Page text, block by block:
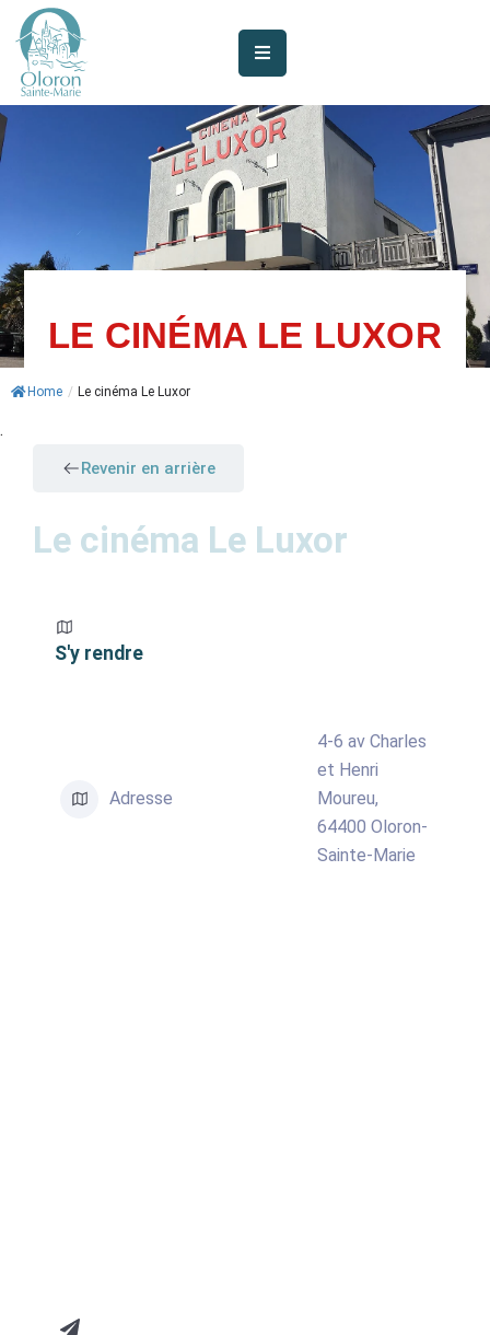
AUJOURD’HUI
MES
SERVICES
VIE
MUNICIPALE
PARTICIPE
ACTUALITÉS
DÉMARCHES
LE CINÉMA LE LUXOR
Home / Le cinéma Le Luxor
.
Revenir en arrière
Le cinéma Le Luxor
S'y rendre
Adresse
4-6 av Charles
et Henri
Moureu,
64400 Oloron-
Sainte-Marie